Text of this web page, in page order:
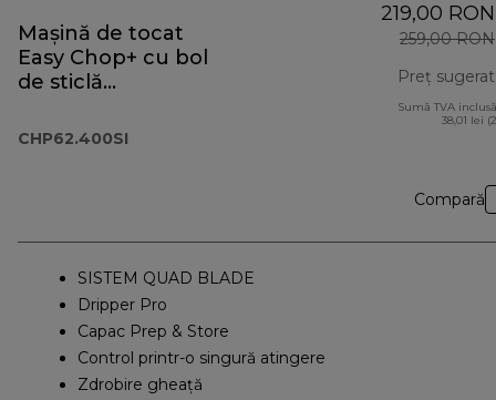
Mașină de tocat
Easy Chop+ cu bol
de sticlă
CHP62.400SI
219,00 RON
259,00 RON
Preț sugerat
Sumă TVA
38,01 lei
Compară
SISTEM QUAD BLADE
Dripper Pro
Capac Prep & Store
Control printr-o singură atingere
Zdrobire gheață